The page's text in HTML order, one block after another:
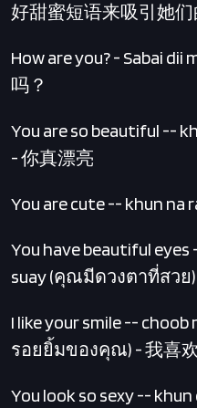
好甜蜜短语来吸引她们
How are you? - Sabai
吗？
You are so beautiful --
- 你真漂亮
You are cute -- khun
You have beautiful
suay (คุณมีดวงตาที่สวย
I like your smile --
รอยยิ้มของคุณ) - 我喜
You look so sexy --